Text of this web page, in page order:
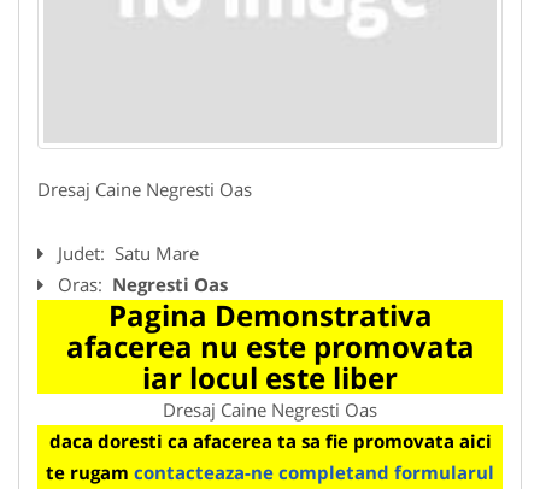
Dresaj Caine Negresti Oas
Judet: Satu Mare
Oras: Negresti Oas
Pagina Demonstrativa
afacerea nu este promovata
iar locul este liber
Dresaj Caine Negresti Oas
daca doresti ca afacerea ta sa fie promovata aici
te rugam contacteaza-ne completand formularul